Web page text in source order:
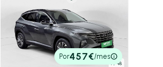
1/ 48
Hyundai Tucson
1.6 CRDI 100kW (136CV) 48V Tecno
70.992 km136cvManual
22.200€ Por457€/mes